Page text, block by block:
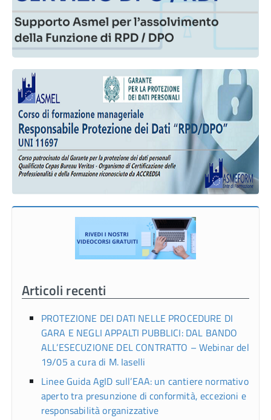
Articoli recenti
PROTEZIONE DEI DATI NELLE PROCEDURE DI
GARA E NEGLI APPALTI PUBBLICI: DAL BANDO
ALL’ESECUZIONE DEL CONTRATTO – Webinar del
19/05 a cura di M. Iaselli
Linee Guida AgID sull’EAA: un cantiere normativo
aperto tra presunzione di conformità, eccezioni e
responsabilità organizzative